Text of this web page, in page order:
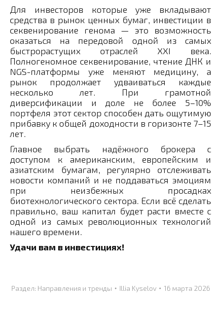
Для инвесторов которые уже вкладывают
средства в рынок ценных бумаг, инвестиции в
секвенирование генома — это возможность
оказаться на передовой одной из самых
быстрорастущих отраслей XXI века.
Полногеномное секвенирование, чтение ДНК и
NGS-платформы уже меняют медицину, а
рынок продолжает удваиваться каждые
несколько лет. При грамотной
диверсификации и доле не более 5–10%
портфеля этот сектор способен дать ощутимую
прибавку к общей доходности в горизонте 7–15
лет.
Главное выбрать надёжного брокера с
доступом к американским, европейским и
азиатским бумагам, регулярно отслеживать
новости компаний и не поддаваться эмоциям
при неизбежных просадках
биотехнологического сектора. Если всё сделать
правильно, ваш капитал будет расти вместе с
одной из самых революционных технологий
нашего времени.
Удачи вам в инвестициях!
Раздел: Направления и тренды Illia Kyselov 16 марта 2026